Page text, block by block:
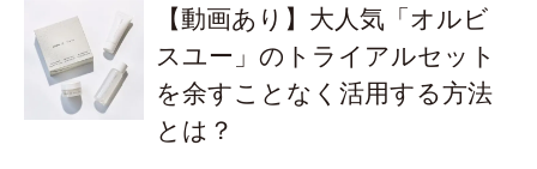
【動画あり】大人気「オルビ
スユー」のトライアルセット
を余すことなく活用する方法
とは？